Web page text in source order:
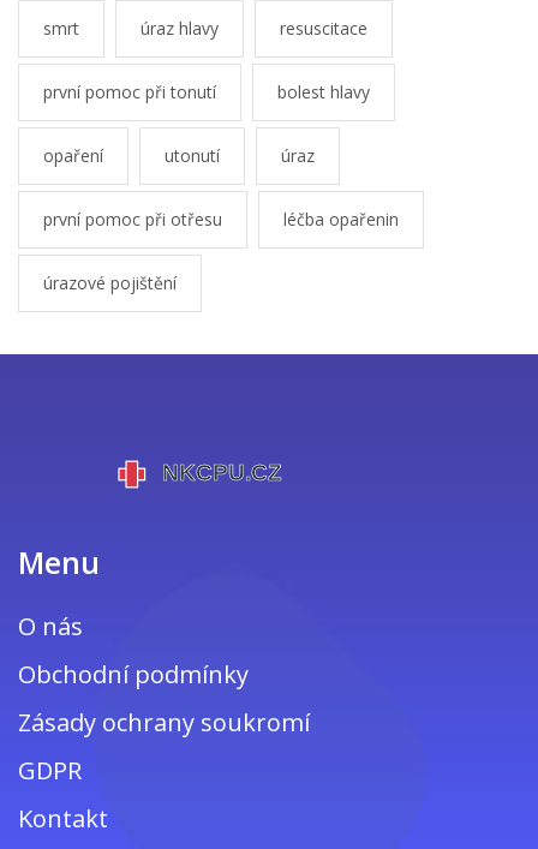
smrt úraz hlavy resuscitace
první pomoc při tonutí bolest hlavy
opaření utonutí úraz
první pomoc při otřesu léčba opařenin
úrazové pojištění
Menu
O nás
Obchodní podmínky
Zásady ochrany soukromí
GDPR
Kontakt